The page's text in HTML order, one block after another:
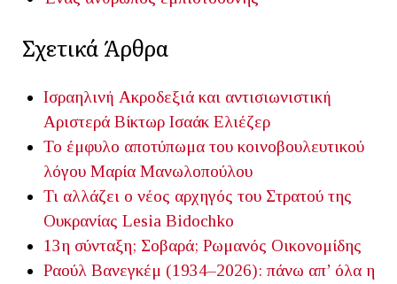
Σχετικά Άρθρα
Ισραηλινή Ακροδεξιά και αντισιωνιστική
Αριστερά Βίκτωρ Ισαάκ Ελιέζερ
Το έμφυλο αποτύπωμα του κοινοβουλευτικού
λόγου Μαρία Μανωλοπούλου
Τι αλλάζει ο νέος αρχηγός του Στρατού της
Ουκρανίας Lesia Bidochko
13η σύνταξη; Σοβαρά; Ρωμανός Οικονομίδης
Ραούλ Βανεγκέμ (1934–2026): πάνω απ’ όλα η